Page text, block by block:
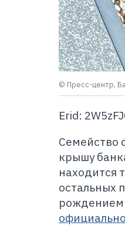
© Пресс-центр,
Erid:
Семейство
крышу
находится
остальных
рождением